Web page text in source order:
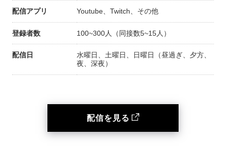
配信アプリ Youtube、Twitch、その他
登録者数 100~300人（同接数5~15人）
配信日
水曜日、土曜日、日曜日（昼過ぎ、夕方、
夜、深夜）
配信を見る